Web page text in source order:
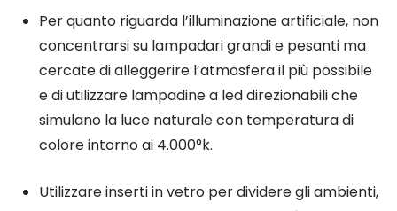
Per quanto riguarda l’illuminazione artificiale, non
concentrarsi su lampadari grandi e pesanti ma
cercate di alleggerire l’atmosfera il più possibile
e di utilizzare lampadine a led direzionabili che
simulano la luce naturale con temperatura di
colore intorno ai 4.000°k.
Utilizzare inserti in vetro per dividere gli ambienti,